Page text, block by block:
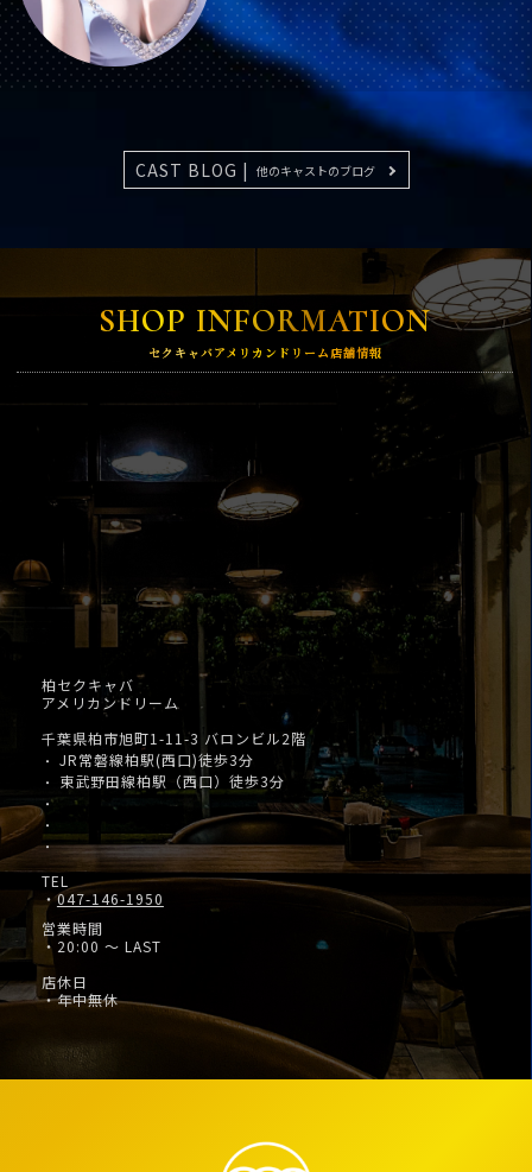
CAST BLOG | 他のキャストのブログ
SHOP INFORMATION
セクキャバアメリカンドリーム店舗情報
柏セクキャバ
アメリカンドリーム
千葉県柏市旭町1-11-3 バロンビル2階
・ JR常磐線柏駅(西口)徒歩3分
・ 東武野田線柏駅（西口）徒歩3分
・
・
・
TEL
・047-146-1950
営業時間
・20:00 ～ LAST
店休日
・年中無休